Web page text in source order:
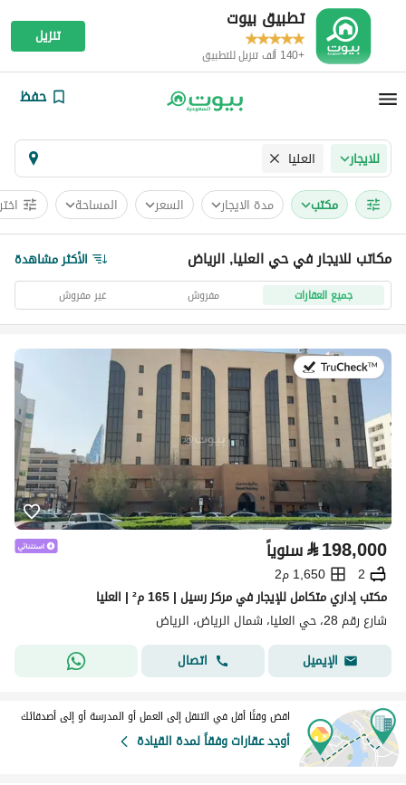
تطبيق بيوت
+140 ألف تنزيل للتطبيق
تنزيل
حفظ
للايجار العليا
مکتب مدة الايجار السعر المساحة
مكاتب للايجار في حي العليا, الرياض الأكثر مشاهدة
جميع العقارات مفروش غير مفروش
في:13 يوليو 2026
⃁198,000 سنوياً
2
1,650 م2
مكتب إداري متكامل للإيجار في مركز رسيل | 165 م² | العليا
شارع رقم 28، حي العليا، شمال الرياض، الرياض
الإيميل
اتصال
اقض وقتًا أقل في التنقل إلى العمل أو المدرسة أو إلى أصدقائك
أوجد عقارات وفقاً لمدة القيادة